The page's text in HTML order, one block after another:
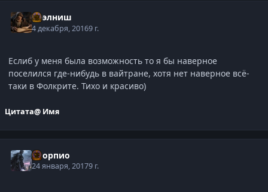
Нээлниш
4 декабря, 20169 г.
Еслиб у меня была возможность то я бы наверное
поселился где-нибудь в вайтране, хотя нет наверное всё-
таки в Фолкрите. Тихо и красиво)
Цитата@ Имя
Скорпио
24 января, 20179 г.